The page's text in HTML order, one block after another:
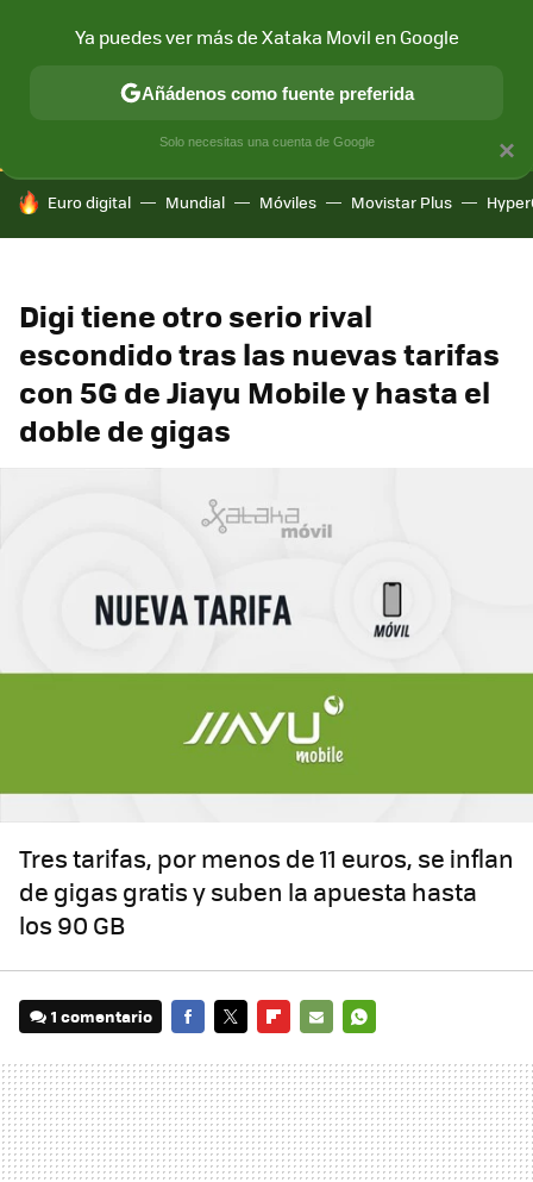
CONECTIVIDAD MÓVIL Y SOCIEDAD APLICACIONES
HOY SE HABLA DE
Euro digital Mundial Móviles Movistar Plus
Digi tiene otro serio rival
escondido tras las nuevas tarifas
con 5G de Jiayu Mobile y hasta el
doble de gigas
Tres tarifas, por menos de 11 euros, se inflan
de gigas gratis y suben la apuesta hasta
los 90 GB
1 comentario
MAIL
×
Ya puedes ver más de Xataka Movil en Google
Añádenos como fuente preferida
Solo necesitas una cuenta de Google